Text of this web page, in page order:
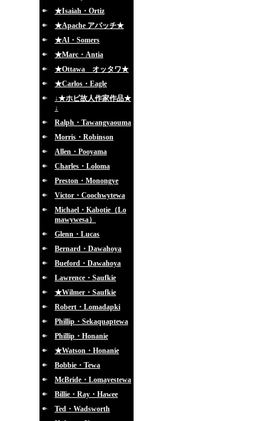
★Isaiah・Ortiz
★Apache アパッチ★
★Al・Somers
★Marc・Antia
★Ottawa オッタワ★
★Carlos・Eagle
↓★ホピ故人作家作品★
↓
Ralph・Tawangyaouma
Morris・Robinson
Allen・Pooyama
Charles・Loloma
Preston・Monongye
Victor・Coochwytewa
Michael・Kabotie（Lo
mawywesa）
Glenn・Lucas
Bernard・Dawahoya
Bueford・Dawahoya
Lawrence・Saufkie
★Wilmer・Saufkie
Robert・Lomadapki
Phillip・Sekaquaptewa
Phillip・Honanie
★Watson・Honanie
Bobbie・Tewa
McBride・Lomayestewa
Billie・Ray・Hawee
Ted・Wadsworth